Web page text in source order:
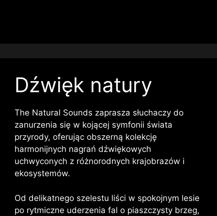
Dźwięk natury
The Natural Sounds zaprasza słuchaczy do
zanurzenia się w kojącej symfonii świata
przyrody, oferując obszerną kolekcję
harmonijnych nagrań dźwiękowych
uchwyconych z różnorodnych krajobrazów i
ekosystemów.
Od delikatnego szelestu liści w spokojnym lesie
po rytmiczne uderzenia fal o piaszczysty brzeg,